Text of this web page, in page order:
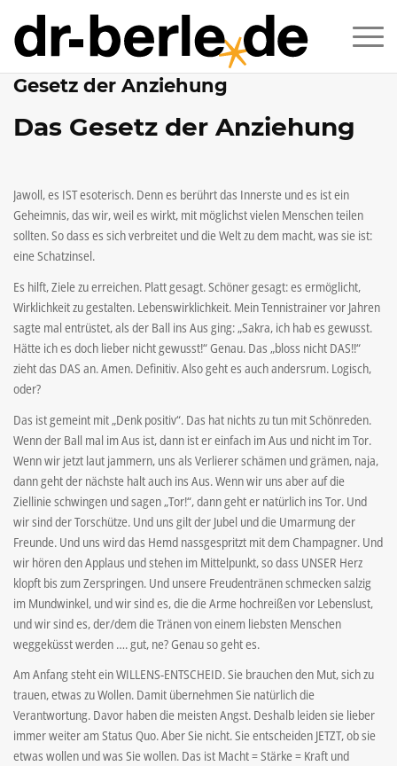
Gesetz der Anziehung
Das Gesetz der Anziehung
Jawoll, es IST esoterisch. Denn es berührt das Innerste und es ist ein
Geheimnis, das wir, weil es wirkt, mit möglichst vielen Menschen teilen
sollten. So dass es sich verbreitet und die Welt zu dem macht, was sie ist:
eine Schatzinsel.
Es hilft, Ziele zu erreichen. Platt gesagt. Schöner gesagt: es ermöglicht,
Wirklichkeit zu gestalten. Lebenswirklichkeit. Mein Tennistrainer vor Jahren
sagte mal entrüstet, als der Ball ins Aus ging: „Sakra, ich hab es gewusst.
Hätte ich es doch lieber nicht gewusst!“ Genau. Das „bloss nicht DAS!!“
zieht das DAS an. Amen. Definitiv. Also geht es auch andersrum. Logisch,
oder?
Das ist gemeint mit „Denk positiv“. Das hat nichts zu tun mit Schönreden.
Wenn der Ball mal im Aus ist, dann ist er einfach im Aus und nicht im Tor.
Wenn wir jetzt laut jammern, uns als Verlierer schämen und grämen, naja,
dann geht der nächste halt auch ins Aus. Wenn wir uns aber auf die
Ziellinie schwingen und sagen „Tor!“, dann geht er natürlich ins Tor. Und
wir sind der Torschütze. Und uns gilt der Jubel und die Umarmung der
Freunde. Und uns wird das Hemd nassgespritzt mit dem Champagner. Und
wir hören den Applaus und stehen im Mittelpunkt, so dass UNSER Herz
klopft bis zum Zerspringen. Und unsere Freudentränen schmecken salzig
im Mundwinkel, und wir sind es, die die Arme hochreißen vor Lebenslust,
und wir sind es, der/dem die Tränen von einem liebsten Menschen
weggeküsst werden …. gut, ne? Genau so geht es.
Am Anfang steht ein WILLENS-ENTSCHEID. Sie brauchen den Mut, sich zu
trauen, etwas zu Wollen. Damit übernehmen Sie natürlich die
Verantwortung. Davor haben die meisten Angst. Deshalb leiden sie lieber
immer weiter am Status Quo. Aber Sie nicht. Sie entscheiden JETZT, ob sie
etwas wollen und was Sie wollen. Das ist Macht = Stärke = Kraft und